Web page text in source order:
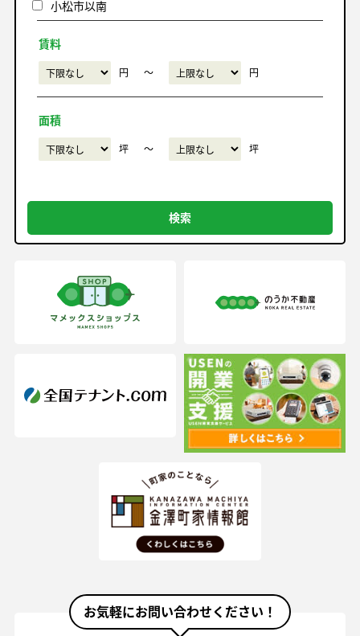
小松市以南
賃料
円 〜 円
面積
坪 〜 坪
お気軽にお問い合わせください！